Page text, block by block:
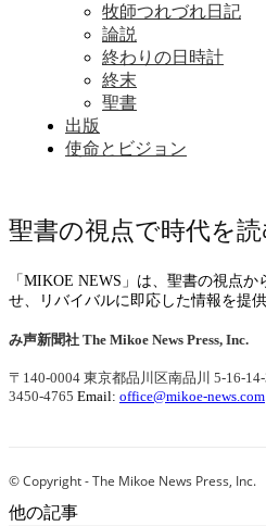
牧師つれづれ日記
論説
終わりの日時計
終末
聖書
出版
使命とビジョン
聖書の視点で時代を読
「MIKOE NEWS」は、聖書の視点
せ、リバイバルに即応した情報を提供
み声新聞社 The Mikoe News Press, Inc.
〒140-0004 東京都品川区南品川 5-16-
3450-4765 Email: office@mikoe-news.com
© Copyright - The Mikoe News Press, Inc.
他の記事